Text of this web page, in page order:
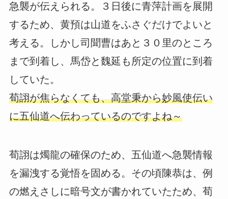
急襲が伝えられる。３日後に青萍計画を展開
するため、黄預は山道をふさぐだけでよいと
考える。しかし司聞曹はあと３０里のところ
まで到着し、馬岱と魏延も所定の位置に到着
していた。
荀詡が焦らなくても、高堂秉から妙風使伝い
に五仙道へ伝わっているのですよね～
荀詡は燭龍の確保のため、五仙道へ急襲情報
を漏洩する覚悟を固める。その頃陳恭は、例
の燃えさしに暗号文が書かれていたため、荀